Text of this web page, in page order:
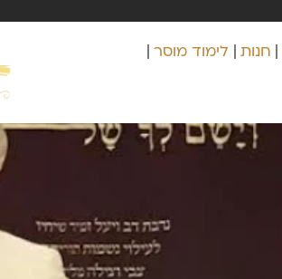
חנות
לימוד מוסר